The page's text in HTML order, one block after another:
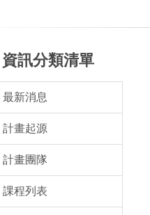
資訊分類清單
最新消息
計畫起源
計畫團隊
課程列表